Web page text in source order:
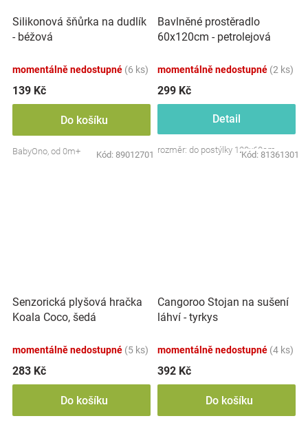
Silikonová šňůrka na dudlík
- béžová
momentálně nedostupné (6 ks)
139 Kč
Do košíku
BabyOno, od 0m+ Kód: 89012701
Bavlněné prostěradlo
60x120cm - petrolejová
momentálně nedostupné (2 ks)
299 Kč
Detail
rozměr: do postýlky 120x60cm
Kód: 81361301
Senzorická plyšová hračka
Koala Coco, šedá
momentálně nedostupné (5 ks)
283 Kč
Do košíku
Cangoroo Stojan na sušení
láhví - tyrkys
momentálně nedostupné (4 ks)
392 Kč
Do košíku